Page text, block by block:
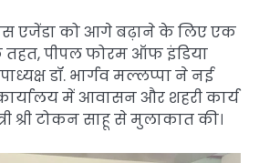
एजेंडा को आगे बढ़ाने के लिए एक
पीपल फोरम ऑफ इंडिया
डॉ. भार्गव मल्लप्पा ने नई
में आवासन और शहरी कार्य
श्री टोकन साहू से मुलाकात की।